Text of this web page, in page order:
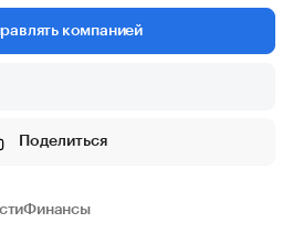
компанией
Поделиться
Финансы